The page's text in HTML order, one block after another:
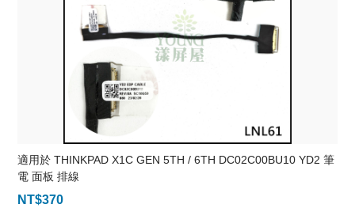
適用於 THINKPAD X1C GEN 5TH / 6TH DC02C00BU10 YD2 筆
電 面板 排線
NT$370